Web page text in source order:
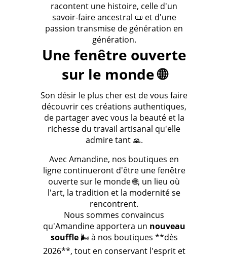
racontent une histoire, celle d'un
savoir-faire ancestral 📜 et d'une
passion transmise de génération en
génération.
Une fenêtre ouverte
sur le monde 🌐
Son désir le plus cher est de vous faire
découvrir ces créations authentiques,
de partager avec vous la beauté et la
richesse du travail artisanal qu'elle
admire tant 🙏.
Avec Amandine, nos boutiques en
ligne continueront d'être une fenêtre
ouverte sur le monde 🌐, un lieu où
l'art, la tradition et la modernité se
rencontrent.
Nous sommes convaincus
qu'Amandine apportera un nouveau
souffle🌬️ à nos boutiques **dès
2026**, tout en conservant l'esprit et